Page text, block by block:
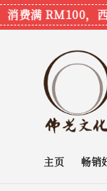
费满 RM100，西
主页 畅销